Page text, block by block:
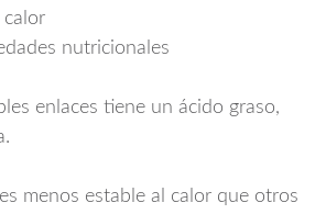
calor
nutricionales
enlaces tiene un ácido graso,
menos estable al calor que otros